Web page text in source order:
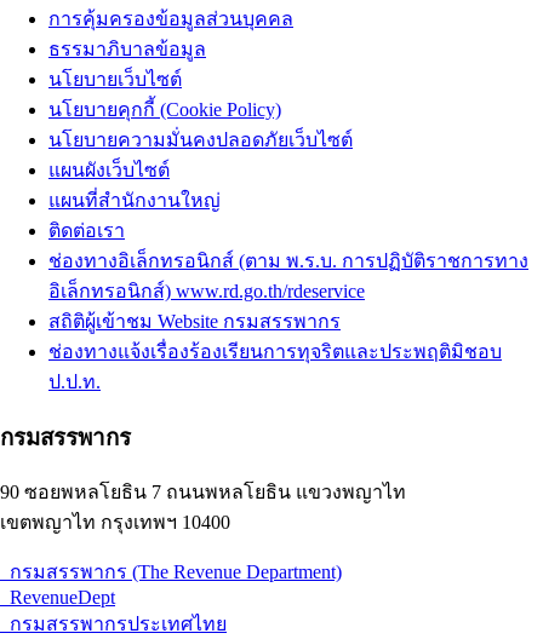
การคุ้มครองข้อมูลส่วนบุคคล
ธรรมาภิบาลข้อมูล
นโยบายเว็บไซต์
นโยบายคุกกี้ (Cookie Policy)
นโยบายความมั่นคงปลอดภัยเว็บไซต์
แผนผังเว็บไซต์
แผนที่สำนักงานใหญ่
ติดต่อเรา
ช่องทางอิเล็กทรอนิกส์ (ตาม พ.ร.บ. การปฏิบัติราชการทาง
อิเล็กทรอนิกส์) www.rd.go.th/rdeservice
สถิติผู้เข้าชม Website กรมสรรพากร
ช่องทางแจ้งเรื่องร้องเรียนการทุจริตและประพฤติมิชอบ
ป.ป.ท.
กรมสรรพากร
90 ซอยพหลโยธิน 7 ถนนพหลโยธิน แขวงพญาไท
เขตพญาไท กรุงเทพฯ 10400
กรมสรรพากร (The Revenue Department)
RevenueDept
กรมสรรพากรประเทศไทย